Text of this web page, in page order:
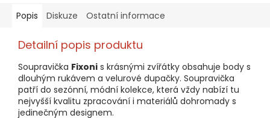
Popis Diskuze Ostatní informace
Detailní popis produktu
Soupravička Fixoni s krásnými zvířátky obsahuje body s
dlouhým rukávem a velurové dupačky. Soupravička
patří do sezónní, módní kolekce, která vždy nabízí tu
nejvyšší kvalitu zpracování i materiálů dohromady s
jedinečným designem.